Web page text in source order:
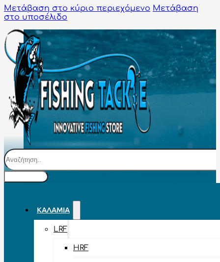
Μετάβαση στο κύριο περιεχόμενο Μετάβαση
στο υποσέλιδο
Αναζήτηση
ΚΑΛΆΜΙΑ
LRF
HRF